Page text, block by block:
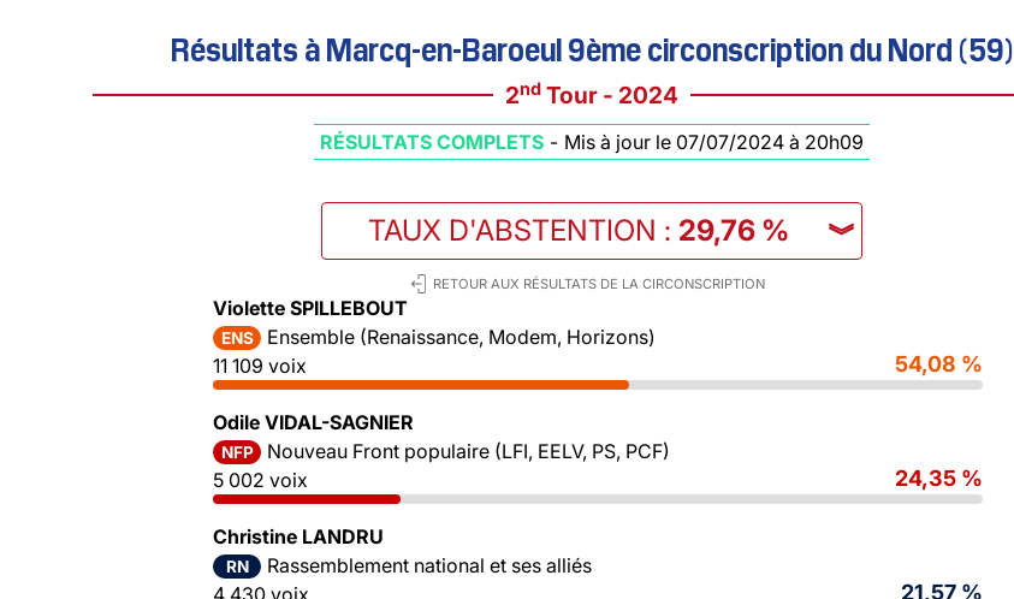
Résultats à Marcq-en-Baroeul 9ème circonscription du Nord (59)
2nd Tour - 2024
RÉSULTATS COMPLETS - Mis à jour le 07/07/2024 à 20h09
TAUX D'ABSTENTION : 29,76 % ︾
RETOUR AUX RÉSULTATS DE LA CIRCONSCRIPTION
Violette SPILLEBOUT
ENS
Ensemble (Renaissance, Modem, Horizons)
11 109 voix
54,08 %
Odile VIDAL-SAGNIER
NFP
Nouveau Front populaire (LFI, EELV, PS, PCF)
5 002 voix
24,35 %
Christine LANDRU
RN
Rassemblement national et ses alliés
4 430 voix
21,57 %